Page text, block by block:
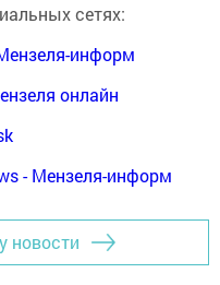
сетях:
информ
онлайн
- Мензеля-информ
новости